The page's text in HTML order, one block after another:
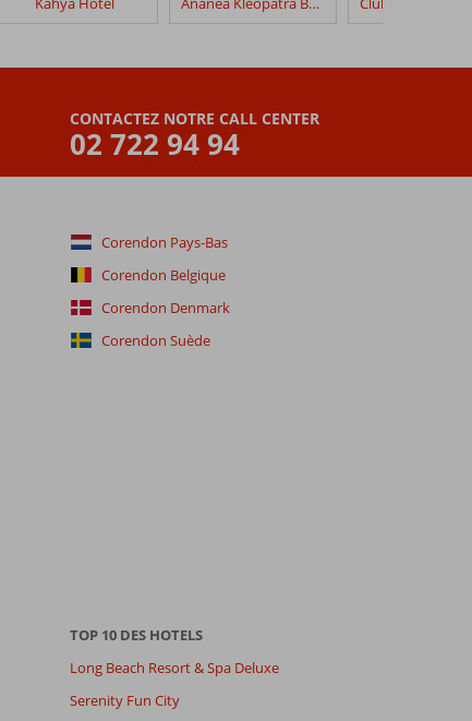
CONTACTEZ NOTRE CALL CENTER
02 722 94 94
Corendon Pays-Bas
Corendon Belgique
Corendon Denmark
Corendon Suède
TOP 10 DES HOTELS
Long Beach Resort & Spa Deluxe
Serenity Fun City